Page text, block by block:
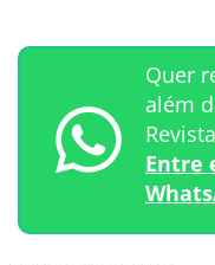
Quer
além
Entre